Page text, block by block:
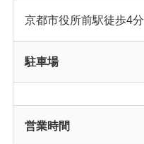
京都市役所前駅徒歩4分
駐車場
営業時間